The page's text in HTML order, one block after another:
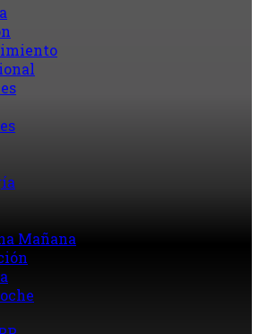
Mañana